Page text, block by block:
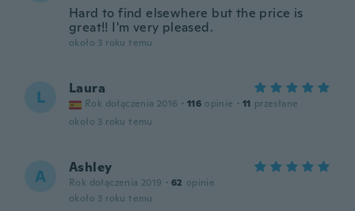
Hard to find elsewhere but the price is
great!! I'm very pleased.
około 3 roku temu
L Laura
Rok dołączenia 2016 · 116 opinie · 11 przesłane
około 3 roku temu
A Ashley
Rok dołączenia 2019 · 62 opinie
około 3 roku temu